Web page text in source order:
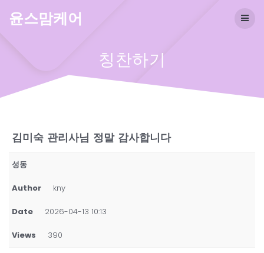
윤스맘케어
칭찬하기
김미숙 관리사님 정말 감사합니다
성동
Author kny
Date 2026-04-13 10:13
Views 390